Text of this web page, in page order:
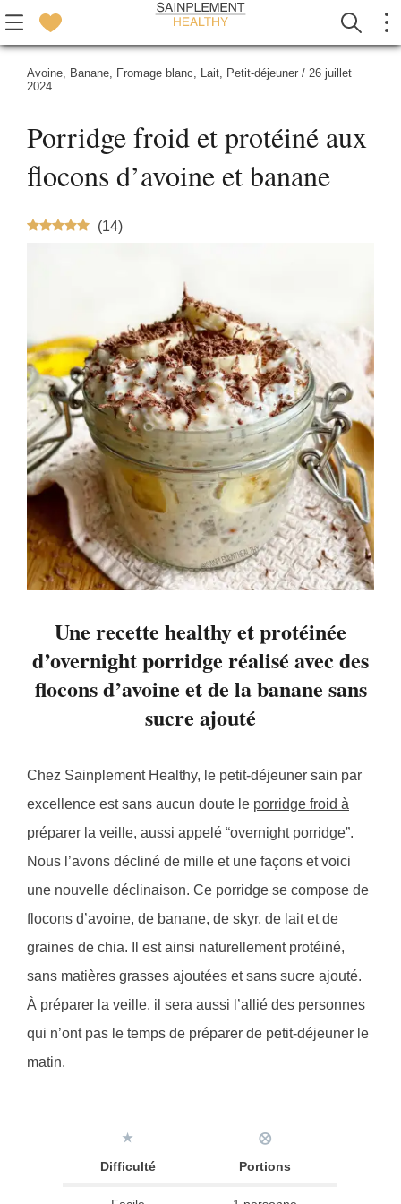
Avoine, Banane, Fromage blanc, Lait, Petit-déjeuner / 26 juillet
2024
Porridge froid et protéiné aux
flocons d’avoine et banane
(14)
Une recette healthy et protéinée
d’overnight porridge réalisé avec des
flocons d’avoine et de la banane sans
sucre ajouté
Chez Sainplement Healthy, le petit-déjeuner sain par
excellence est sans aucun doute le porridge froid à
préparer la veille, aussi appelé “overnight porridge”.
Nous l’avons décliné de mille et une façons et voici
une nouvelle déclinaison. Ce porridge se compose de
flocons d’avoine, de banane, de skyr, de lait et de
graines de chia. Il est ainsi naturellement protéiné,
sans matières grasses ajoutées et sans sucre ajouté.
À préparer la veille, il sera aussi l’allié des personnes
qui n’ont pas le temps de préparer de petit-déjeuner le
matin.
★
Difficulté
⨂
Portions